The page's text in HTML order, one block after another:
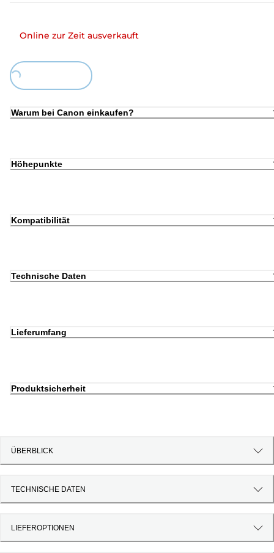
Online zur Zeit ausverkauft
Warum bei Canon einkaufen?
Höhepunkte
Kompatibilität
Technische Daten
Lieferumfang
Produktsicherheit
ÜBERBLICK
TECHNISCHE DATEN
LIEFEROPTIONEN